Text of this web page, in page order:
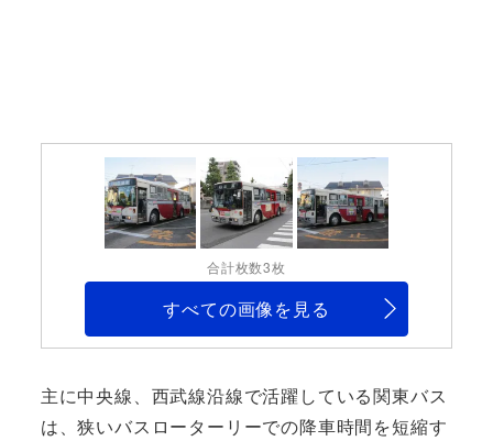
合計枚数3枚
すべての画像を見る
主に中央線、西武線沿線で活躍している関東バス
は、狭いバスローターリーでの降車時間を短縮す